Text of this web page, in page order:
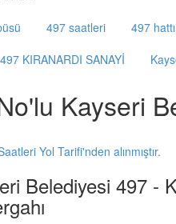
497 saatleri 497 hattı
KIRANARDI SANAYİ
Kayseri
Yol Tarifi'nden alınmıştır.
Belediyesi 497 -